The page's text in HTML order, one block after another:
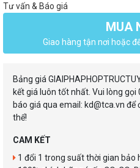
Tư vấn & Báo giá
MUA
Giao hàng tận nơi hoặc
Bảng giá
kết giá luôn tốt nhất. Vui lòng
báo giá qua email: kd@tca.vn
thể!
CAM KẾT
1 đổi 1 trong suất thời gian bảo